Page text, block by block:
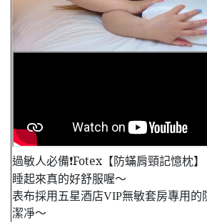
過敏人必備❗️Fotex【防蟎肩頸記憶枕】
睡起來真的好舒服喔～
表布採用五星酒店VIP無敏套房專用的
潔凈～